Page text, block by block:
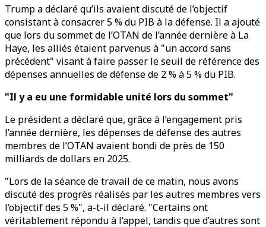
Trump a déclaré qu’ils avaient discuté de l’objectif
consistant à consacrer 5 % du PIB à la défense. Il a ajouté
que lors du sommet de l’OTAN de l’année dernière à La
Haye, les alliés étaient parvenus à "un accord sans
précédent" visant à faire passer le seuil de référence des
dépenses annuelles de défense de 2 % à 5 % du PIB.
"Il y a eu une formidable unité lors du sommet"
Le président a déclaré que, grâce à l’engagement pris
l’année dernière, les dépenses de défense des autres
membres de l’OTAN avaient bondi de près de 150
milliards de dollars en 2025.
"Lors de la séance de travail de ce matin, nous avons
discuté des progrès réalisés par les autres membres vers
l’objectif des 5 %", a-t-il déclaré. "Certains ont
véritablement répondu à l’appel, tandis que d’autres sont